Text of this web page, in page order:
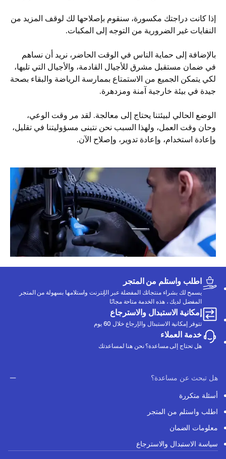
إذا كانت دراجتك مكسورة، سنقوم بإصلاحها لك لوقف المزيد من
النفايات غير الضرورية من التوجه إلى المكبات.
بالإضافة إلى حماية الناس في الوقت الحاضر، نريد أن نساهم
في ضمان مستقبل مشرق للأجيال القادمة، والأجيال التي تليها،
لكي يتمكن الجميع من الاستمتاع بممارسة الرياضة والبقاء بصحة
جيدة في بيئة خارجية آمنة ومزدهرة.
الوضع الحالي لبيئتنا يحتاج إلى معالجة. لقد مر وقت الوعي،
وحان وقت العمل، ولهذا السبب نحن نتبنى مسؤوليتنا في تقليل،
وإعادة استخدام، وإعادة تدوير، وإصلاح الآن.
اطلب واستلم من المتجر
يسمح لك بشراء منتجاتك المفضلة عبر الإنترنت واستلامها بسهولة من المتجر
المفضل لديك ، هذه الخدمة متاحة مجانًا
إمكانية الاستبدال والاسترجاع
تتوفر إمكانية الاستبدال والإرجاع خلال 60 يوم
خدمة العملاء
هل تحتاج إلى مساعدة؟ نحن هنا لمساعدتك
هل تبحث عن مساعدة؟
أسئلة متكررة
اطلب واستلم من المتجر
معلومات الضمان
سياسة الاستبدال والاسترجاع